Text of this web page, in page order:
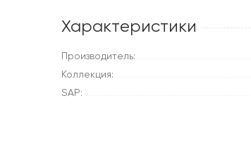
Характеристики
Производитель:
Коллекция:
SAP: